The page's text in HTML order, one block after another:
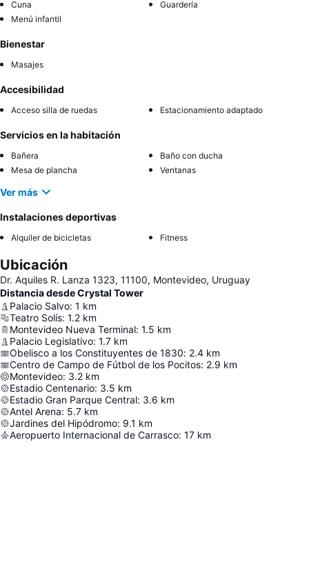
Cuna
Guardería
Menú infantil
Bienestar
Masajes
Accesibilidad
Acceso silla de ruedas Estacionamiento adaptado
Servicios en la habitación
Bañera
Baño con ducha
Mesa de plancha
Ventanas
Ver más
Instalaciones deportivas
Alquiler de bicicletas Fitness
Ubicación
Dr. Aquiles R. Lanza 1323, 11100, Montevideo, Uruguay
Distancia desde Crystal Tower
Palacio Salvo: 1 km
Teatro Solís: 1.2 km
Montevideo Nueva Terminal: 1.5 km
Palacio Legislativo: 1.7 km
Obelisco a los Constituyentes de 1830: 2.4 km
Centro de Campo de Fútbol de los Pocitos: 2.9 km
Montevideo: 3.2 km
Estadio Centenario: 3.5 km
Estadio Gran Parque Central: 3.6 km
Antel Arena: 5.7 km
Jardines del Hipódromo: 9.1 km
Aeropuerto Internacional de Carrasco: 17 km